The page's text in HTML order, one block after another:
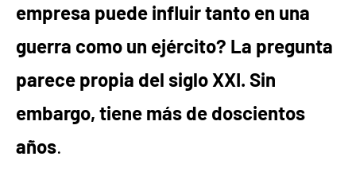
empresa puede influir tanto en una
guerra como un ejército? La pregunta
parece propia del siglo XXI. Sin
embargo, tiene más de doscientos
años.